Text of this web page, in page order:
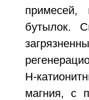
бутылок.
Н-
магния, с